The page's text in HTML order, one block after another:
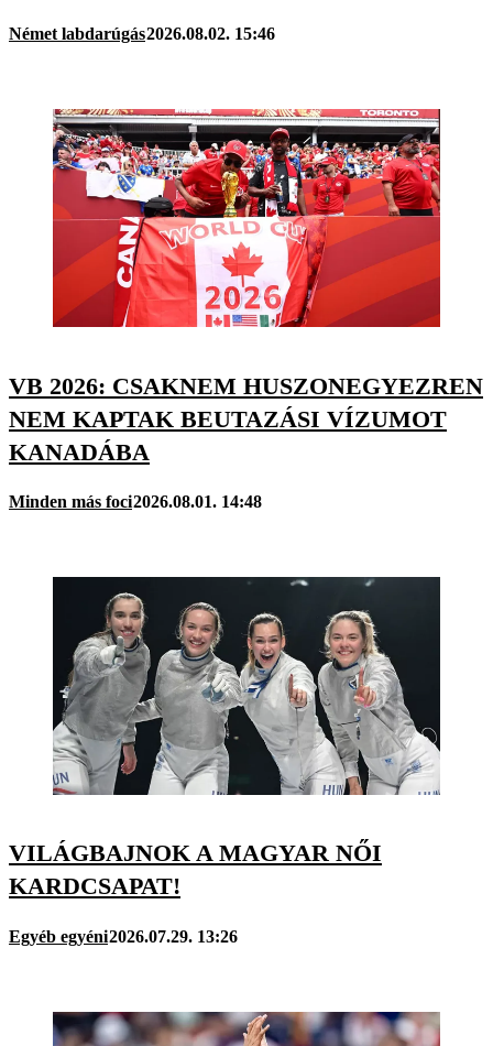
Német labdarúgás2026.08.02. 15:46
VB 2026: CSAKNEM HUSZONEGYEZREN
NEM KAPTAK BEUTAZÁSI VÍZUMOT
KANADÁBA
Minden más foci2026.08.01. 14:48
VILÁGBAJNOK A MAGYAR NŐI
KARDCSAPAT!
Egyéb egyéni2026.07.29. 13:26